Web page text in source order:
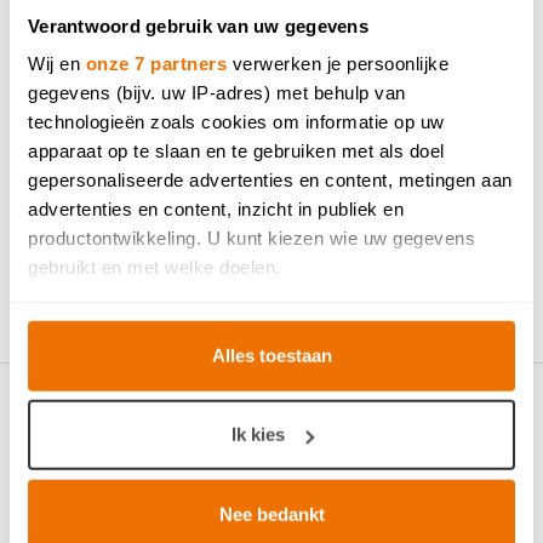
Verantwoord gebruik van uw gegevens
Wij en onze 7 partners verwerken je persoonlijke
gegevens (bijv. uw IP-adres) met behulp van
technologieën zoals cookies om informatie op uw
apparaat op te slaan en te gebruiken met als doel
gepersonaliseerde advertenties en content, metingen aan
advertenties en content, inzicht in publiek en
productontwikkeling. U kunt kiezen wie uw gegevens
gebruikt en met welke doelen.
Als u het toestaat, willen we ook graag:
Informatie verzamelen over uw geografische locatie,
die tot een paar meter nauwkeurig kan zijn
op specifieke eigenschappen (fingerprinting)
Lees meer over hoe uw persoonlijke gegevens worden
verwerkt en stel uw voorkeuren in het
Alles toestaan
Ik kies
Nee bedankt
DOVY KEUKENS MECHELEN
DOVY KEUKENS SCHOTEN
DOVY KEUKENS TURNHOUT
DOVY KEUKENS AARTSELAAR